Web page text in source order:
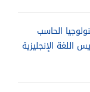
الحاسب
اللغة الإنجليزية